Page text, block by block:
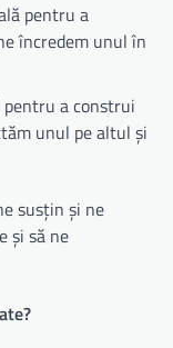
pentru a
încredem unul în
pentru a construi
unul pe altul și
susțin și ne
și să ne